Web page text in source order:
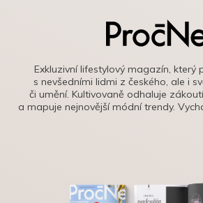
Exkluzivní lifestylový magazín, který
s nevšedními lidmi z českého, ale i
či umění. Kultivovaně odhaluje
a mapuje nejnovější módní trendy.